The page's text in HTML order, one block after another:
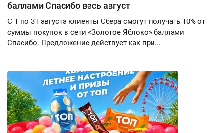
баллами Спасибо весь август
С 1 по 31 августа клиенты Сбера смогут получать 10% от
суммы покупок в сети «Золотое Яблоко» баллами
Спасибо. Предложение действует как при...